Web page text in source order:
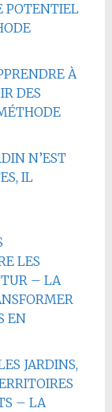
POTENTIEL
À
DES
N’EST
IL
LES
– LA
EN
JARDINS,
– LA